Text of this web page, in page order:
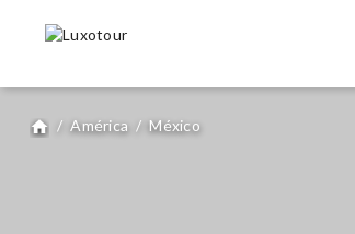
home / América / México